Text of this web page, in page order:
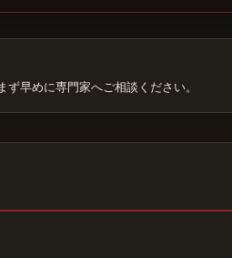
早めに専門家へご相談ください。